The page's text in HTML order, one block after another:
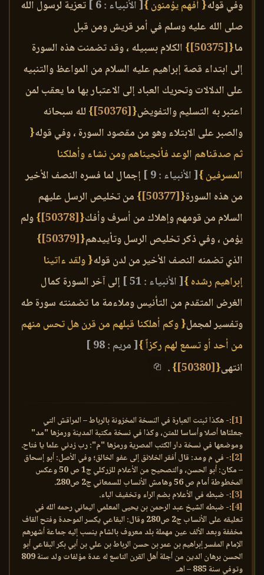
وفي قوله{ أفهم يؤمنون }[ الأنبياء : 6 ]
تعزية لرسول الله
صلى الله عليه وسلم في أمر قريش ومن قبل
ما{
[50375]
} الكلام بسبيله ، وقد تضمنت هذه السورة
إلى ابتداء قصة إبراهيم عليه السلام من المواعظ والتنبيه
على الدلالات وتحريك العباد إلى الاعتبار بها ما يعقب لمن
اعتبر به التسليم والتفويض{
[50376]
} لله سبحانه
والصبر على الابتلاء وهو من مقصود السورة ، وفي قوله{
ثم صدقناهم الوعد فأنجيناهم ومن نشاء وأهلكنا
المسرفين }[ الأنبياء : 9 ]
إجمال لما فسره النصف الأخير
من هذه السورة{
[50377]
} من تخليص الرسل عليهم
السلام من قومهم وإهلاك من أسرف وأفك{
[50378]
}ولم
يؤمن ، وفي ذكر تخليص الرسل وتأييدهم{
[50379]
}
الذي تضمنه النصف الأخير من لدن قوله{ ولقد ءاتينا
إبراهيم رشده }[ الأنبياء : 51 ]
إلى آخر السورة كمال
الغرض المتقدم من التأنيس وملاءمة ما تضمنته سورة طه
وتفسير لمجمل{ وكم أهلكنا قبلهم من قرن هل تحس منهم
من أحد أو تسمع لهم ركزاً }[ مريم : 98 ]
انتهى{
[50380]
}
.
[1] :- هكذا ثبتت العبارة في النسخة المخزونة بالرباط – المراقش التي
جعلناها أصلا وأساسا للمتن، وكذا في نسخة مكتبة المدينة ورمزها "مد"
وموضعها في نسخة دار الكتب المصرية ورمزها "م": رب زدني علما يا فتاح.
[2] :- في م ومد: قال أفقر الخلائق إلى عفو الخالق؛ وفي الأصل: أبو إسحاق
– مكان: أبو الحسن، والتصحيح من الأعلام للزركلي ج1 ص 50 وعكس
المخطوطة أمام ص 56 وهامش الأنساب للسمعاني ج2 ص280.
[3] :- ضبطه في الأعلام بضم الراء وتخفيف الباء.
[4] :- ضبطه الشيخ عبد الرحمن بن يحيى المعلمي اليماني رحمه الله في
تعليقه على الأنساب ج2 ص280 وقال: البقاعي يكسر الموحدة وفتح القاف
مخففة وبعد الألف عين مهملة بلد معروف بالشام ينسب إليه جماعة أشهرهم
الإمام المفسر إبراهيم بن عمر بن حسن الرباط بن علي بن أبي بكر البقاعي أبو
الحسن برهان الدين من أجلة أهل القرن التاسع له عدة مؤلفات ولد سنة 809
وتوفي سنة 885 – اهـ.